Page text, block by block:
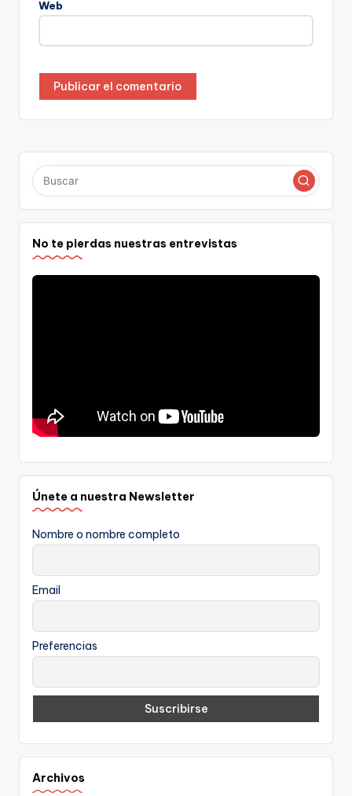
Web
No te pierdas nuestras entrevistas
Únete a nuestra Newsletter
Nombre o nombre completo
Email
Preferencias
Archivos